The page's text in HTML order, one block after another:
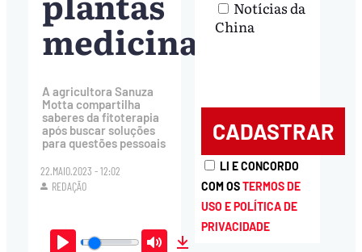
medicinais
A agricultora Sanuza
Motta compartilha
saberes da fitoterapia
após buscar soluções
para questões pessoais
22.MAIO.2023 - 12:02
REDAÇÃO
Notícias da
China
LI E CONCORDO
COM OSTERMOS DE
USO E POLÍTICA DE
PRIVACIDADE